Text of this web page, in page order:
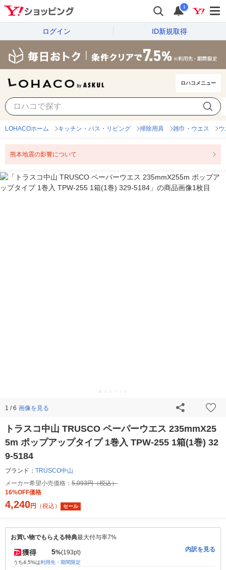
i
ログイン ID新規取得
ロハコメニュー
LOHACOホーム キッチン・バス・リビング 掃除用具 雑巾・ウエス ウ
熊本地震の影響について
1 / 6 画像を見る
トラスコ中山 TRUSCO ペーパーウエス 235mmX25
5m ポップアップタイプ 1巻入 TPW-255 1箱(1巻) 32
9-5184
ブランド： TRUSCO中山
メーカー希望小売価格： 5,093円（税込）
16%OFF価格
4,240円 （税込） セール
お買い物でもらえる特典最大付与率7%
獲得 5%(193pt)
うち4.5%は利用先・期間限定
内訳を見る